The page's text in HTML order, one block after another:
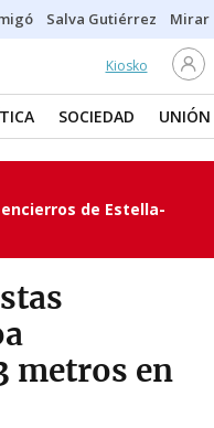
Salva Gutiérrez Mirar
Kiosko
SOCIEDAD UNIÓN
de Estella-
metros en